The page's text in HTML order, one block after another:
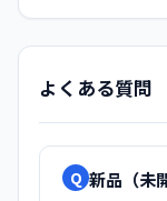
よくある質問
Q 新品（未